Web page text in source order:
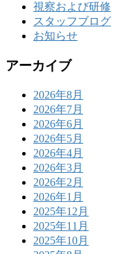
視察および研修
スタッフブログ
お知らせ
アーカイブ
2026年8月
2026年7月
2026年6月
2026年5月
2026年4月
2026年3月
2026年2月
2026年1月
2025年12月
2025年11月
2025年10月